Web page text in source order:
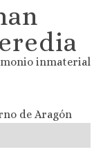
inmaterial
de Aragón